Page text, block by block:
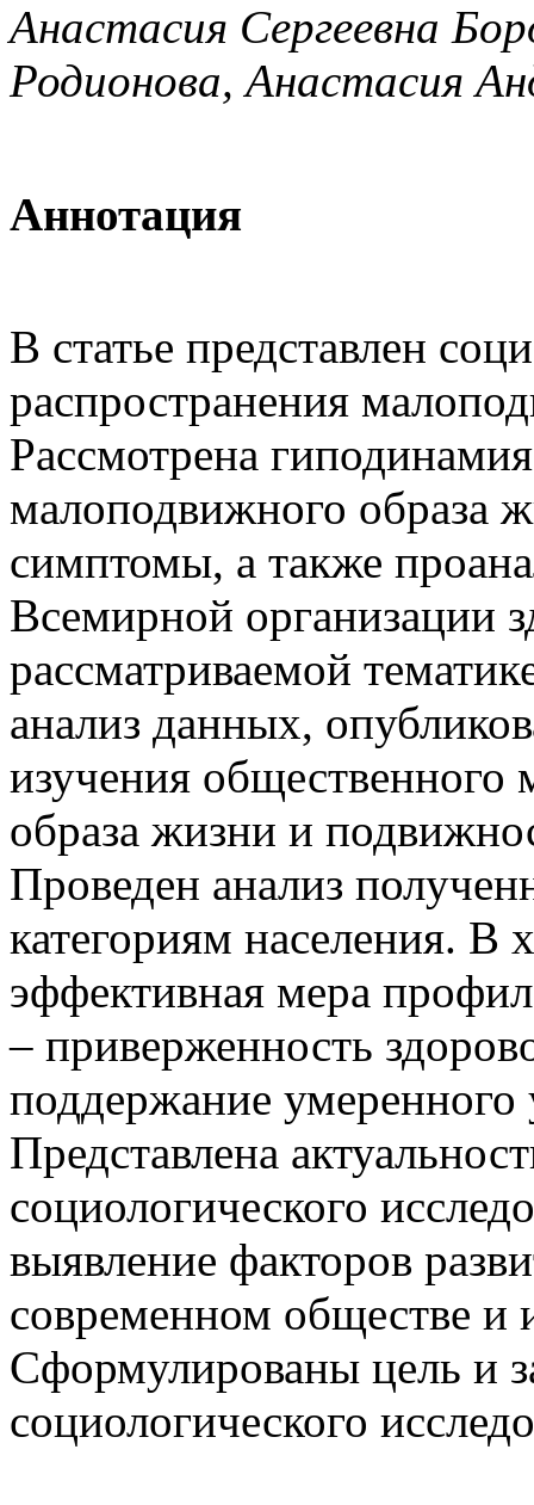
Анастасия Сергеевна
Родионова, Анастасия
Аннотация
В статье представлен
распространения
Рассмотрена
малоподвижного образа
симптомы, а также
Всемирной организации
рассматриваемой
анализ данных,
изучения общественного
образа жизни и
Проведен анализ
категориям населения. В
эффективная мера
– приверженность
поддержание
Представлена
социологического
выявление факторов
современном обществе и
Сформулированы цель и
социологического